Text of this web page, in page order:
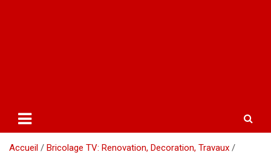
Accueil
Bricolage TV: Renovation, Decoration, Travaux